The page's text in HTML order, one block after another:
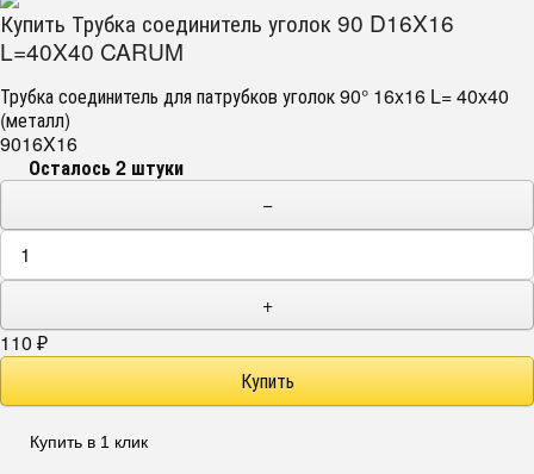
Купить Трубка соединитель уголок 90 D16X16
L=40X40 CARUM
Трубка соединитель для патрубков уголок 90° 16x16 L= 40x40
(металл)
9016X16
Осталось 2 штуки
−
+
110 ₽
Купить в 1 клик